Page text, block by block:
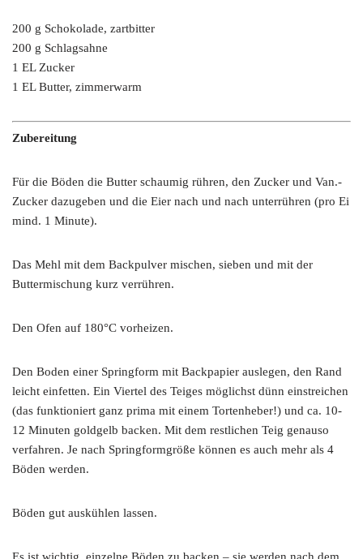
200 g Schokolade, zartbitter
200 g Schlagsahne
1 EL Zucker
1 EL Butter, zimmerwarm
Zubereitung
Für die Böden die Butter schaumig rühren, den Zucker und Van.-
Zucker dazugeben und die Eier nach und nach unterrühren (pro Ei
mind. 1 Minute).
Das Mehl mit dem Backpulver mischen, sieben und mit der
Buttermischung kurz verrühren.
Den Ofen auf 180°C vorheizen.
Den Boden einer Springform mit Backpapier auslegen, den Rand
leicht einfetten. Ein Viertel des Teiges möglichst dünn einstreichen
(das funktioniert ganz prima mit einem Tortenheber!) und ca. 10-
12 Minuten goldgelb backen. Mit dem restlichen Teig genauso
verfahren. Je nach Springformgröße können es auch mehr als 4
Böden werden.
Böden gut auskühlen lassen.